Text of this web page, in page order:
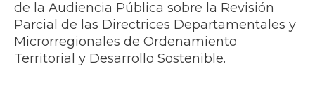
de la Audiencia Pública sobre la Revisión
Parcial de las Directrices Departamentales y
Microrregionales de Ordenamiento
Territorial y Desarrollo Sostenible.